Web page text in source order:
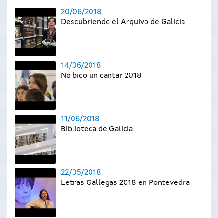
20/06/2018
Descubriendo el Arquivo de Galicia
14/06/2018
No bico un cantar 2018
11/06/2018
Biblioteca de Galicia
22/05/2018
Letras Gallegas 2018 en Pontevedra